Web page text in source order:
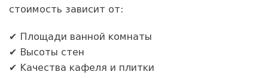
стоимость зависит от:
✔ Площади ванной комнаты
✔ Высоты стен
✔ Качества кафеля и плитки